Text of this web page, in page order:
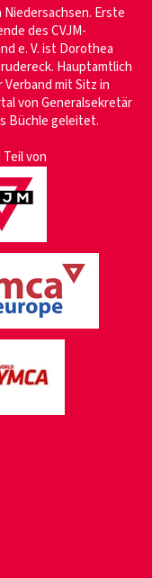
Niedersachsen. Erste
des CVJM-
e. V. ist Dorothea
Hauptamtlich
Verband mit Sitz in
von Generalsekretär
Büchle geleitet.
von